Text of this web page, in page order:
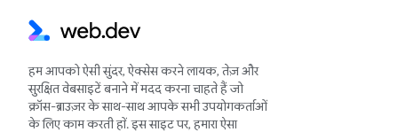
हम आपको ऐसी सुंदर, ऐक्सेस करने लायक, तेज़ और
सुरक्षित वेबसाइटें बनाने में मदद करना चाहते हैं जो
क्रॉस-ब्राउज़र के साथ-साथ आपके सभी उपयोगकर्ताओं
के लिए काम करती हों. इस साइट पर, हमारा ऐसा